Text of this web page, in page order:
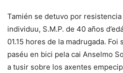
Tamién se detuvo por
individuu, S.M.P. de 40 años
01.15 hores de la madrugada.
paséu en bici pela cai Anselmo
a tusir sobre los axentes